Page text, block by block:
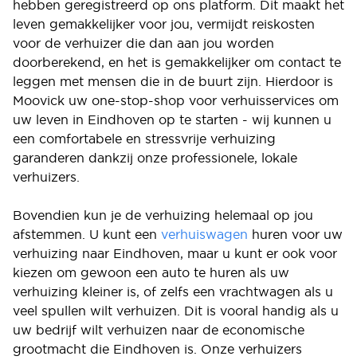
hebben geregistreerd op ons platform. Dit maakt het
leven gemakkelijker voor jou, vermijdt reiskosten
voor de verhuizer die dan aan jou worden
doorberekend, en het is gemakkelijker om contact te
leggen met mensen die in de buurt zijn. Hierdoor is
Moovick uw one-stop-shop voor verhuisservices om
uw leven in Eindhoven op te starten - wij kunnen u
een comfortabele en stressvrije verhuizing
garanderen dankzij onze professionele, lokale
verhuizers.
Bovendien kun je de verhuizing helemaal op jou
afstemmen. U kunt een verhuiswagen huren voor uw
verhuizing naar Eindhoven, maar u kunt er ook voor
kiezen om gewoon een auto te huren als uw
verhuizing kleiner is, of zelfs een vrachtwagen als u
veel spullen wilt verhuizen. Dit is vooral handig als u
uw bedrijf wilt verhuizen naar de economische
grootmacht die Eindhoven is. Onze verhuizers